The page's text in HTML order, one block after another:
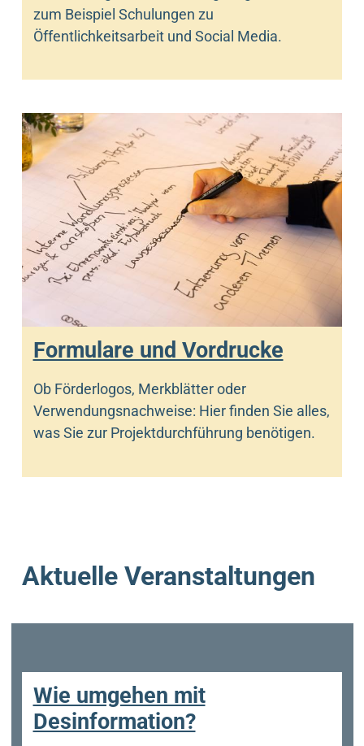
zum Beispiel Schulungen zu
Öffentlichkeitsarbeit und Social Media.
Formulare und Vordrucke
Ob Förderlogos, Merkblätter oder
Verwendungsnachweise: Hier finden Sie alles,
was Sie zur Projektdurchführung benötigen.
Aktuelle Veranstaltungen
Wie umgehen mit
Desinformation?